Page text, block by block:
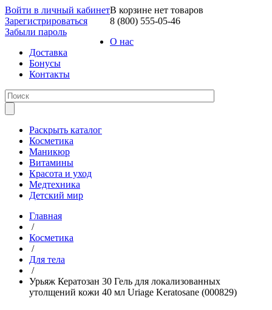
Войти в личный кабинет
Зарегистрироваться
Забыли пароль
В корзине нет товаров
8 (800) 555-05-46
О нас
Доставка
Бонусы
Контакты
Раскрыть каталог
Косметика
Маникюр
Витамины
Красота и уход
Медтехника
Детский мир
Главная
/
Косметика
/
Для тела
/
Урьяж Кератозан 30 Гель для локализованных
утолщений кожи 40 мл Uriage Keratosane (000829)